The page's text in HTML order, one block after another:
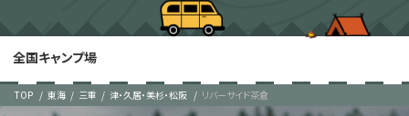
全国キャンプ場
TOP 東海 三重 津・久居・美杉・松阪 リバーサイド茶倉